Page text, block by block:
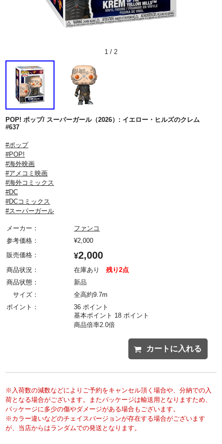
1 / 2
POP! ポップ/ スーパーガール（2026）: イエロー・ヒルズのクレム
#637
#ポップ
#POP!
#海外映画
#アメコミ映画
#海外コミックス
#DC
#DCコミックス
#スーパーガール
メーカー：
ファンコ
参考価格：
¥2,000
販売価格：
¥2,000
商品状況： 在庫あり
残り2点
商品状態：
新品
サイズ：
全高約9.7m
ポイント：
36 ポイント
基本ポイント 18 ポイント
商品倍率2.0倍
カートに入れる
※入荷数の減数などによりご予約をキャンセル頂く場合や、分納での入
荷となる場合がございます。またパッケージは輸送用となりますため、
パッケージに多少の傷やダメージがある場合もございます。
※カラー違いなどのチェイスバージョンが存在する場合がございます
が、当店からはランダムでの発送となります。